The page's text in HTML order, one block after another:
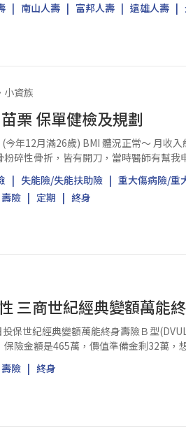
南山人壽 富邦人壽 遠雄人壽
小資族
栗 保單健檢及規劃
月滿26歲) BMI 體況正常～ 月收入約39k 109年曾經車禍，骨
粉碎性骨折，皆有開刀，當時醫師有幫
傷病卡，已康復且2023年9月...
失能險/失能扶助險 重大傷病險/重
壽險 定期 終身
三商世紀經典變額萬能
保世紀經典變額萬能終身壽險Ｂ型
保險金額是465萬，價值準備金剩32萬，
壽險 終身